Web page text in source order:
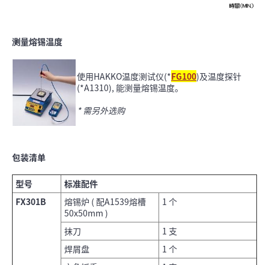
测量熔锡温度
使用HAKKO温度测试仪(*FG100)及温度探针
(*A1310), 能测量熔锡温度。
* 需另外选购
包装清单
型号
标准配件
FX301B
熔锡炉 ( 配A1539熔槽
50x50mm )
1 个
抹刀
1 支
焊屑盘
1 个